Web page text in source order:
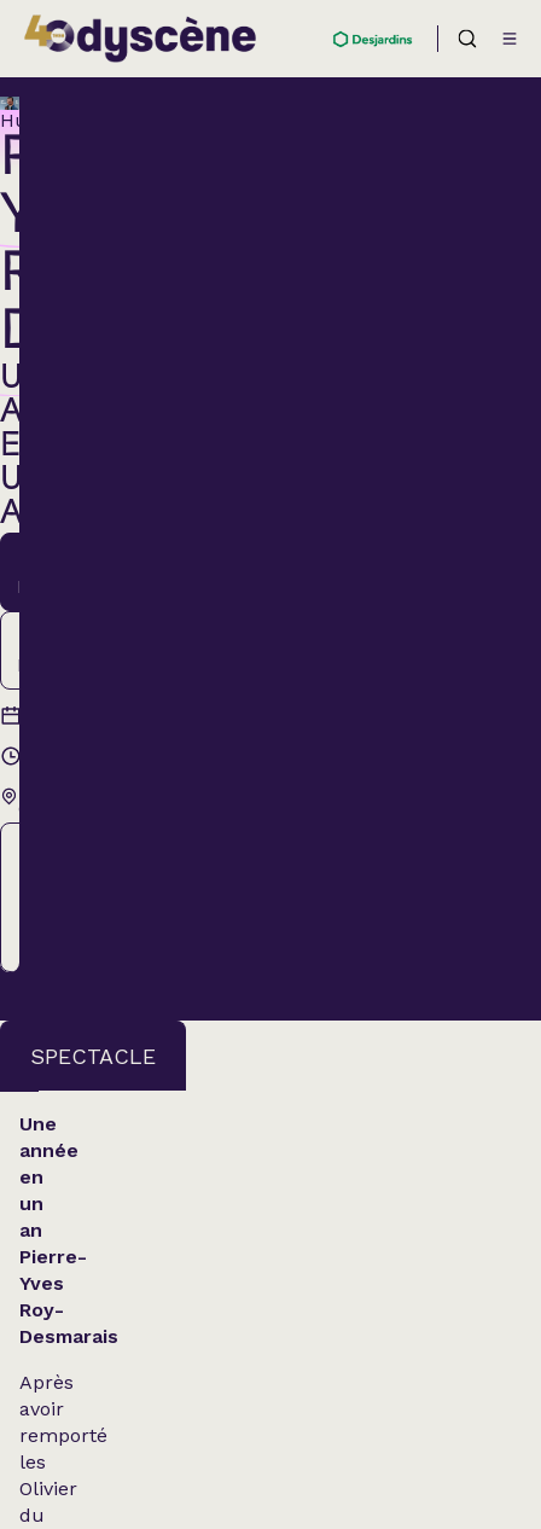
Humour
PIERRE-
YVES
ROY-
DESMARAIS
UNE
ANNÉE
EN
UN
AN
Mars
Mars
Groulx
SPECTACLE
Une
année
en
un
an
Pierre-
Yves
Roy-
Desmarais
Après
avoir
remporté
les
Olivier
du